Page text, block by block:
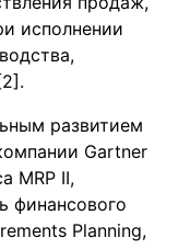
исполнении
развитием
Gartner
MRP II,
финансового
Planning,